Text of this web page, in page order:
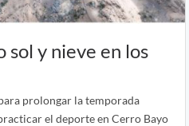
sol y nieve en los
prolongar la temporada
el deporte en Cerro Bayo